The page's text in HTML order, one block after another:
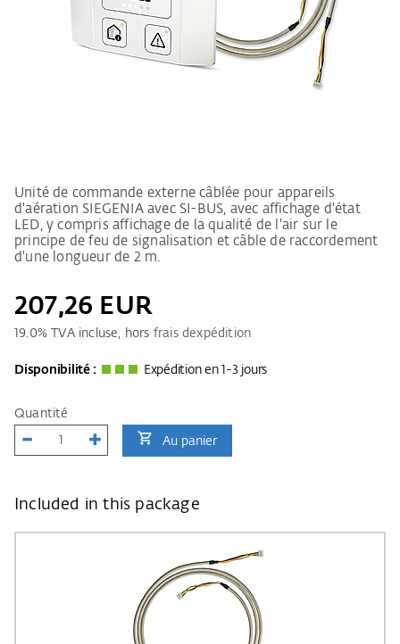
Unité de commande externe câblée pour appareils
d'aération SIEGENIA avec SI-BUS, avec affichage d'état
LED, y compris affichage de la qualité de l'air sur le
principe de feu de signalisation et câble de raccordement
d'une longueur de 2 m.
207,26 EUR
19.0% TVA incluse, hors frais dexpédition
Disponibilité : Expédition en 1-3 jours
Quantité
Au panier
Included in this package